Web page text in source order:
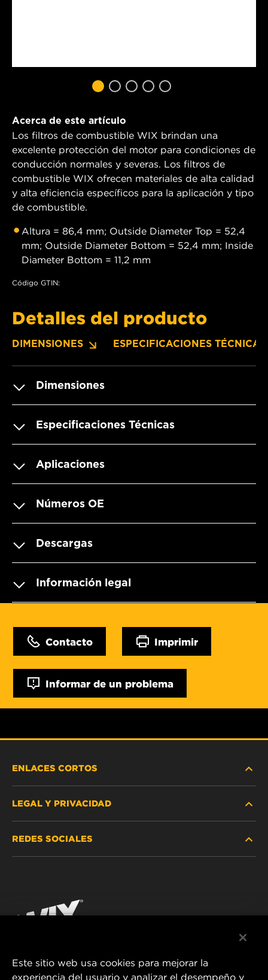
Acerca de este artículo
Los filtros de combustible WIX brindan una
excelente protección del motor para condiciones de
conducción normales y severas. Los filtros de
combustible WIX ofrecen materiales de alta calidad
y alta eficiencia específicos para la aplicación y tipo
de combustible.
Altura = 86,4 mm; Outside Diameter Top = 52,4
mm; Outside Diameter Bottom = 52,4 mm; Inside
Diameter Bottom = 11,2 mm
Código GTIN:
Detalles del producto
DIMENSIONES ESPECIFICACIONES TÉCNICAS
Dimensiones
Especificaciones Técnicas
Aplicaciones
Números OE
Descargas
Información legal
Contacto Imprimir
Informar de un problema
ENLACES CORTOS
DÓNDE COMPRAR
¡CONTÁCTENOS!
LEGAL Y PRIVACIDAD
IMPRESSUM
REDES SOCIALES
YouTube
Este sitio web usa cookies para mejorar la
experiencia del usuario y analizar el desempeño y